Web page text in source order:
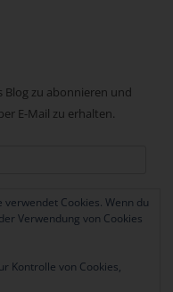
Blog zu abonnieren und
E-Mail zu erhalten.
Cookies. Wenn du
Verwendung von Cookies
Kontrolle von Cookies,